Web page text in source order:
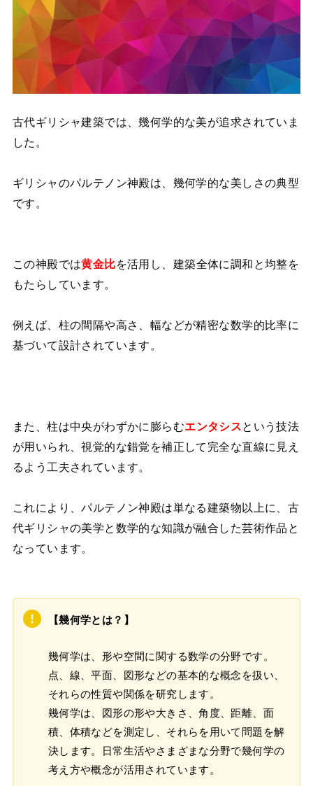
古代ギリシャ建築では、幾何学的な美が追求されていま
した。
ギリシャのパルテノン神殿は、幾何学的な美しさの典型
です。
この神殿では黄金比を活用し、建築全体に調和と均整を
もたらしています。
例えば、柱の間隔や高さ、幅などが精密な数学的比率に
基づいて設計されています。
また、柱は中央がわずかに膨らむエンタシスという技法
が用いられ、視覚的な錯覚を補正して完全な直線に見え
るよう工夫されています。
これにより、パルテノン神殿は単なる建築物以上に、古
代ギリシャの美学と数学的な知識が融合した芸術作品と
なっています。
【幾何学とは？】
幾何学は、形や空間に関する数学の分野です。
点、線、平面、図形などの基本的な概念を扱い、
それらの性質や関係を研究します。
幾何学は、図形の形や大きさ、角度、距離、面
積、体積などを測定し、それらを用いて問題を解
決します。日常生活やさまざまな分野で幾何学の
考え方や概念が活用されています。